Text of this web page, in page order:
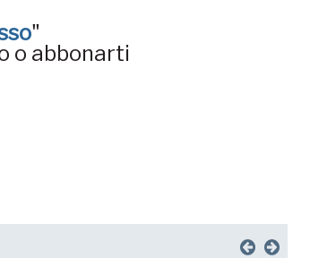
"
o abbonarti